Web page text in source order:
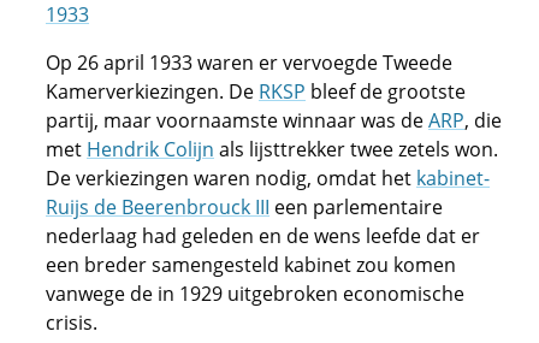
1933
Op 26 april 1933 waren er vervoegde Tweede
Kamerverkiezingen. De RKSP bleef de grootste
partij, maar voornaamste winnaar was deARP, die
met Hendrik Colijn als lijsttrekker twee zetels won.
De verkiezingen waren nodig, omdat het kabinet-
Ruijs de Beerenbrouck III een parlementaire
nederlaag had geleden en de wens leefde dat er
een breder samengesteld kabinet zou komen
vanwege de in 1929 uitgebroken economische
crisis.